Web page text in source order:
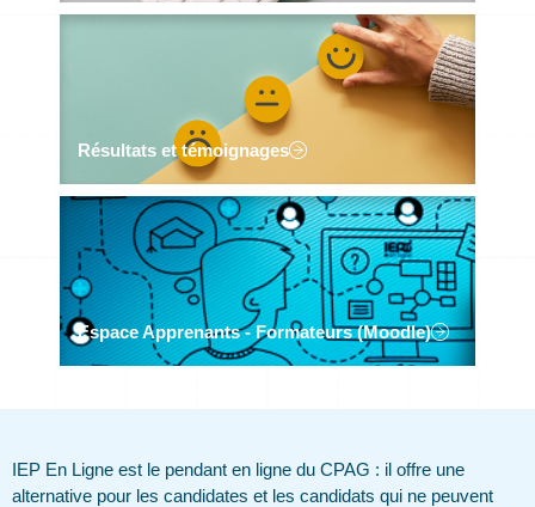
Résultats et témoignages
Espace Apprenants - Formateurs (Moodle)
IEP En Ligne est le pendant en ligne du CPAG : il offre une
alternative pour les candidates et les candidats qui ne peuvent